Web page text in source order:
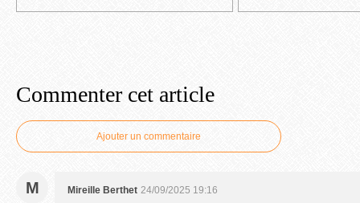
Commenter cet article
Ajouter un commentaire
M Mireille Berthet 24/09/2025 19:16